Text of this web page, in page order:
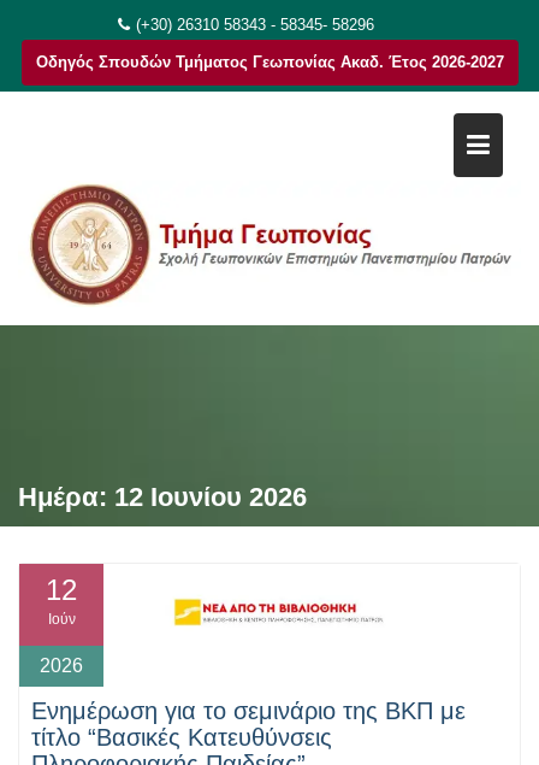
στο
περιεχόμενο
(+30) 26310 58343 - 58345- 58296
Οδηγός Σπουδών Τμήματος Γεωπονίας Ακαδ. Έτος 2026-2027
Ημέρα: 12 Ιουνίου 2026
12
Ιούν
2026
Ενημέρωση για το σεμινάριο της ΒΚΠ με
τίτλο “Βασικές Κατευθύνσεις